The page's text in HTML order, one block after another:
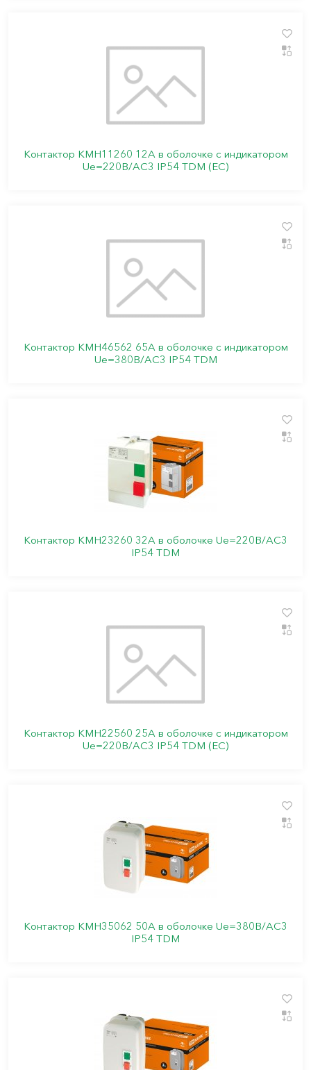
Контактор КМН11260 12А в оболочке с индикатором
Ue=220В/АС3 IP54 TDM (ЕС)
Контактор КМН46562 65А в оболочке с индикатором
Ue=380В/АС3 IP54 TDM
Контактор КМН23260 32А в оболочке Ue=220В/АС3
IP54 TDM
Контактор КМН22560 25А в оболочке с индикатором
Ue=220В/АС3 IP54 TDM (ЕС)
Контактор КМН35062 50А в оболочке Ue=380В/АC3
IP54 TDM